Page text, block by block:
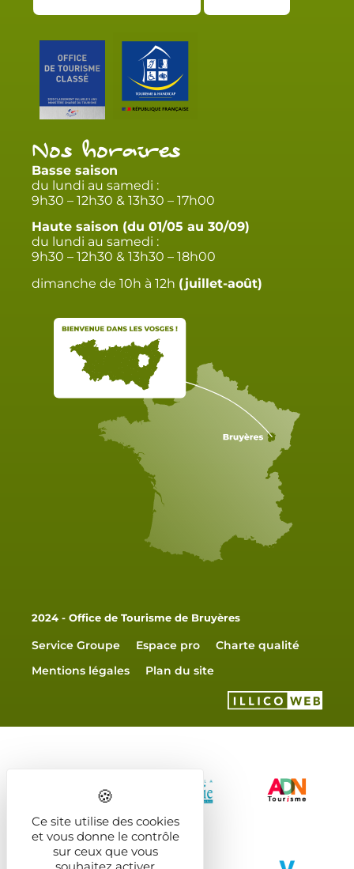
Nos horaires
Basse saison
du lundi au samedi :
9h30 – 12h30 & 13h30 – 17h00
Haute saison (du 01/05 au 30/09)
du lundi au samedi :
9h30 – 12h30 & 13h30 – 18h00
dimanche de 10h à 12h (juillet-août)
2024 - Office de Tourisme de Bruyères
Service Groupe Espace pro
Charte qualité
Mentions légales
Plan du site
Ce site utilise des cookies
et vous donne le contrôle
sur ceux que vous